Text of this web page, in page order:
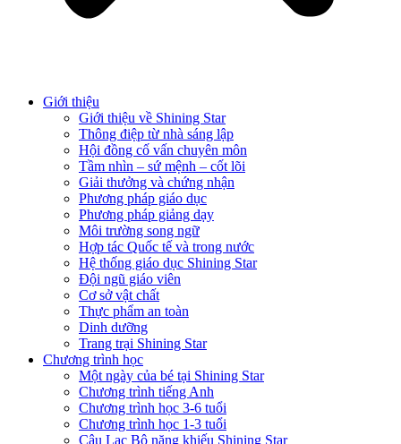
Giới thiệu
Giới thiệu về Shining Star
Thông điệp từ nhà sáng lập
Hội đồng cố vấn chuyên môn
Tầm nhìn – sứ mệnh – cốt lõi
Giải thưởng và chứng nhận
Phương pháp giáo dục
Phương pháp giảng dạy
Môi trường song ngữ
Hợp tác Quốc tế và trong nước
Hệ thống giáo dục Shining Star
Đội ngũ giáo viên
Cơ sở vật chất
Thực phẩm an toàn
Dinh dưỡng
Trang trại Shining Star
Chương trình học
Một ngày của bé tại Shining Star
Chương trình tiếng Anh
Chương trình học 3-6 tuổi
Chương trình học 1-3 tuổi
Câu Lạc Bộ năng khiếu Shining Star